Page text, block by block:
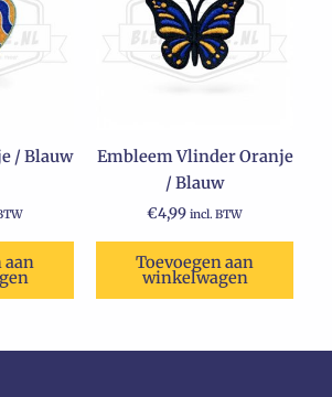
/ Blauw
aan
Embleem Vlinder Oranje
/ Blauw
€4,99 incl. BTW
Toevoegen aan
winkelwagen